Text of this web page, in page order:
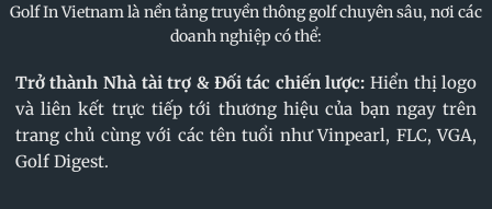
Golf In Vietnam là nền tảng truyền thông golf chuyên sâu, nơi các
doanh nghiệp có thể:
Trở thành Nhà tài trợ & Đối tác chiến lược: Hiển thị logo
và liên kết trực tiếp tới thương hiệu của bạn ngay trên
trang chủ cùng với các tên tuổi như Vinpearl, FLC, VGA,
Golf Digest.